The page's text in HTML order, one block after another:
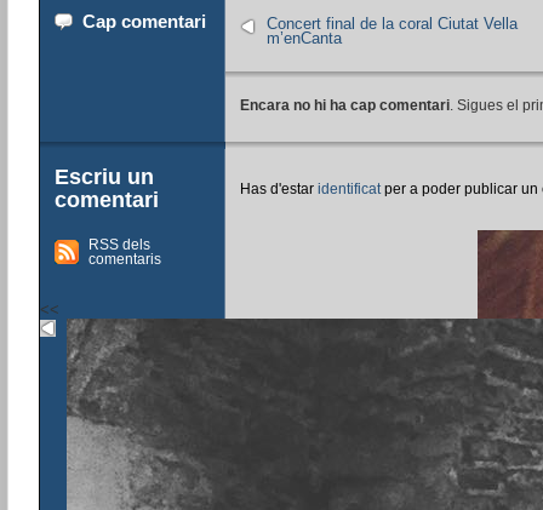
Cap comentari
Concert final de la coral Ciutat Vella
m’enCanta
Encara no hi ha cap comentari. Sigues el
Escriu un
comentari
RSS dels
comentaris
Has d'estar identificatper a poder publicar un
<<